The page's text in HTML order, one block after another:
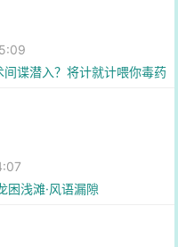
间谍潜入？将计就计喂你毒药
困浅滩·风语漏隙